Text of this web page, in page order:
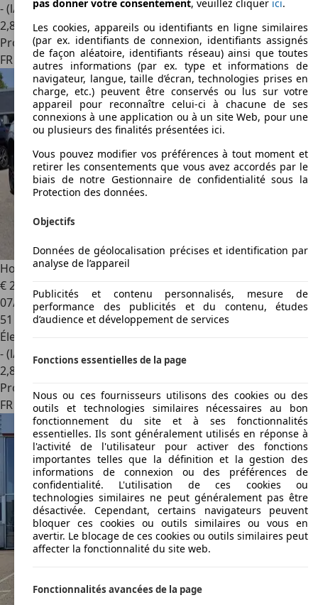
- (l/100 km)
2,8
Professionnel
FR 93390Clichy Sous Bois
Honda HR-V1.5 I-MMD 131CH E:HEV EXECUTIVE
€ 23 900
07/2022
51 387 km
Électrique/Essence
- (l/100 km)
2,8
Professionnel
FR 34740Vendargues
pas donner votre consentement, veuillez cliquer ici.
Les cookies, appareils ou identifiants en ligne similaires
(par ex. identifiants de connexion, identifiants assignés
de façon aléatoire, identifiants réseau) ainsi que toutes
autres informations (par ex. type et informations de
navigateur, langue, taille d’écran, technologies prises en
charge, etc.) peuvent être conservés ou lus sur votre
appareil pour reconnaître celui-ci à chacune de ses
connexions à une application ou à un site Web, pour une
ou plusieurs des finalités présentées ici.
Vous pouvez modifier vos préférences à tout moment et
retirer les consentements que vous avez accordés par le
biais de notre Gestionnaire de confidentialité sous la
Protection des données.
Objectifs
Données de géolocalisation précises et identification par
analyse de l’appareil
Publicités et contenu personnalisés, mesure de
performance des publicités et du contenu, études
d’audience et développement de services
Fonctions essentielles de la page
Nous ou ces fournisseurs utilisons des cookies ou des
outils et technologies similaires nécessaires au bon
fonctionnement du site et à ses fonctionnalités
essentielles. Ils sont généralement utilisés en réponse à
l'activité de l'utilisateur pour activer des fonctions
importantes telles que la définition et la gestion des
informations de connexion ou des préférences de
confidentialité. L'utilisation de ces cookies ou
technologies similaires ne peut généralement pas être
désactivée. Cependant, certains navigateurs peuvent
bloquer ces cookies ou outils similaires ou vous en
avertir. Le blocage de ces cookies ou outils similaires peut
affecter la fonctionnalité du site web.
Fonctionnalités avancées de la page